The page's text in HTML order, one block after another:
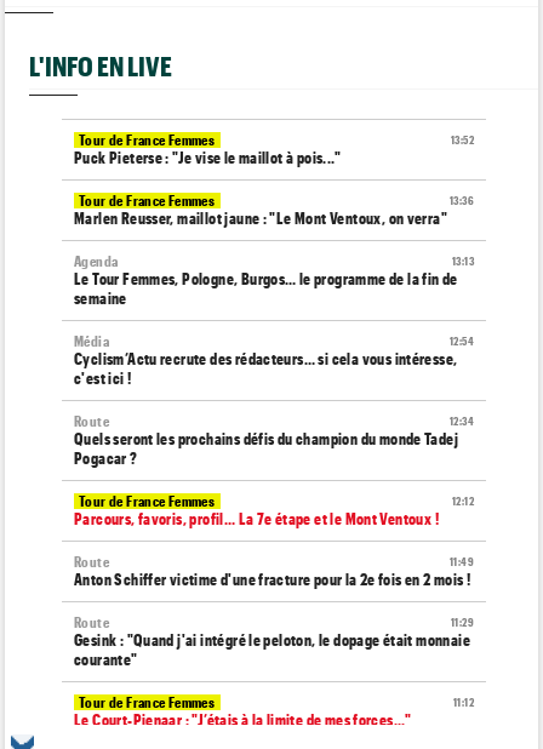
L'INFO EN LIVE
13:52
Tour de France Femmes
Puck Pieterse : "Je vise le maillot à pois..."
13:36
Tour de France Femmes
Marlen Reusser, maillot jaune : "Le Mont Ventoux, on verra"
13:13
Agenda
Le Tour Femmes, Pologne, Burgos… le programme de la fin de
semaine
12:54
Média
Cyclism’Actu recrute des rédacteurs… si cela vous intéresse,
c'est ici !
12:34
Route
Quels seront les prochains défis du champion du monde Tadej
Pogacar ?
12:12
Tour de France Femmes
Parcours, favoris, profil… La 7e étape et le Mont Ventoux !
11:49
Route
Anton Schiffer victime d'une fracture pour la 2e fois en 2 mois !
11:29
Route
Gesink : "Quand j'ai intégré le peloton, le dopage était monnaie
courante"
11:12
Tour de France Femmes
Le Court-Pienaar : "J’étais à la limite de mes forces..."